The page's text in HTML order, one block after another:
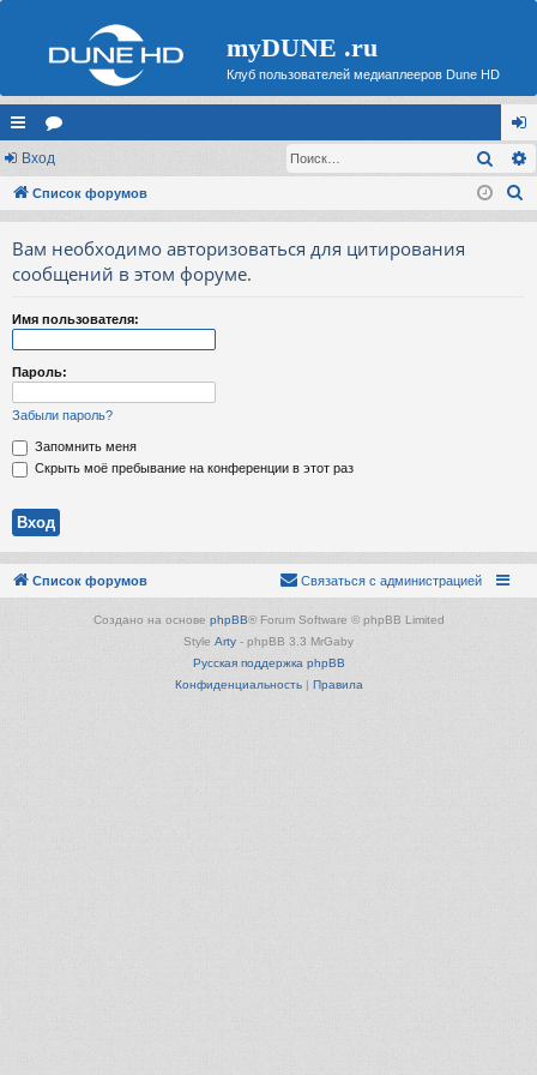
myDUNE .ru
Клуб пользователей медиаплееров Dune HD
с
ы
ор
ум
хо
д
Вход
Список форумов
Вам необходимо авторизоваться для цитирования
сообщений в этом форуме.
Имя пользователя:
Пароль:
Забыли пароль?
Запомнить меня
Скрыть моё пребывание на конференции в этот раз
Список форумов Связаться с администрацией
Создано на основе phpBB® Forum Software © phpBB Limited
Style Arty - phpBB 3.3 MrGaby
Русская поддержка phpBB
Конфиденциальность| Правила